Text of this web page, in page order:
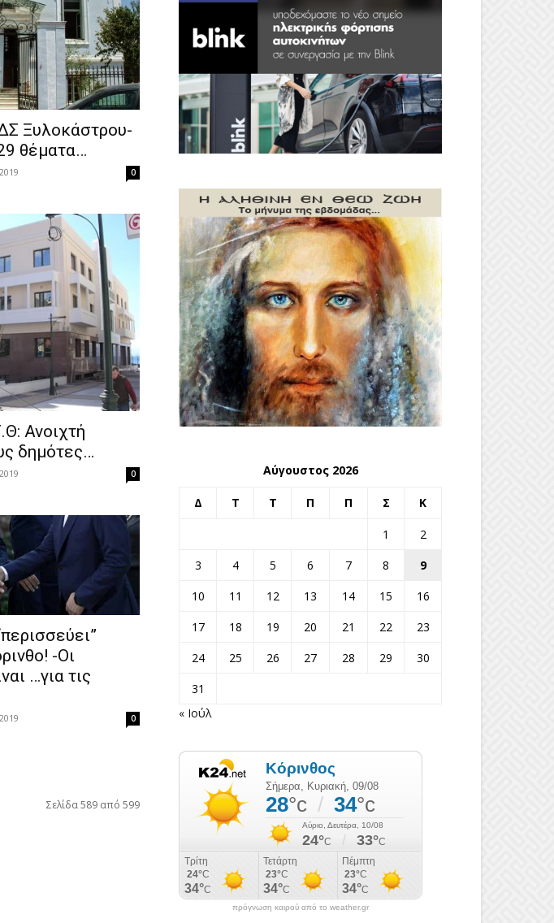
Ξυλοκάστρου-
θέματα…
0
Ανοιχτή
δημότες…
0
-Οι
…για τις
0
Σελίδα 589 από 599
Αύγουστος 2026
Δ Τ Τ Π Π Σ Κ
1
2
3
4 5 6 7 8
9
10
11 12 13 14 15
16
17
18 19 20 21 22
23
24
25 26 27 28 29
30
31
« Ιούλ
πρόγνωση καιρού από το weather.gr